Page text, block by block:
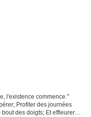
l'existence commence."
Profiter des journées
des doigts; Et effleurer